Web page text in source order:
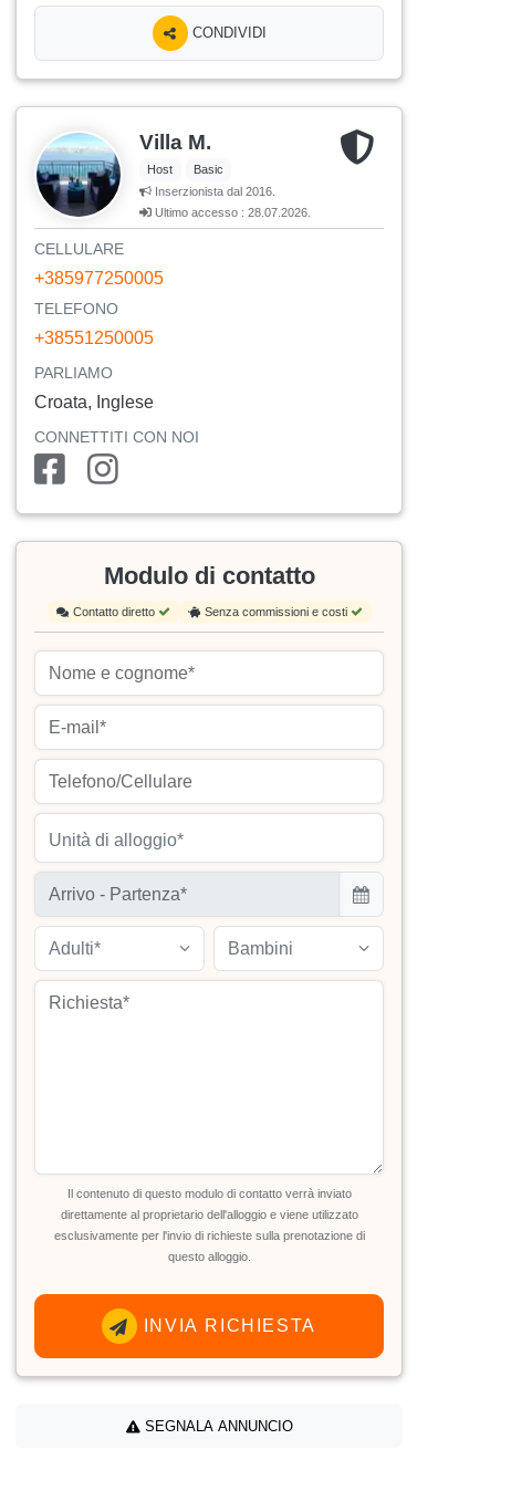
CONDIVIDI
Villa M.
Host
Basic
Inserzionista dal 2016.
Ultimo accesso : 28.07.2026.
CELLULARE
+385977250005
TELEFONO
+38551250005
PARLIAMO
Croata, Inglese
CONNETTITI CON NOI
Modulo di contatto
Contatto diretto Senza commissioni e costi
Unità di alloggio*
Adulti* Bambini
Il contenuto di questo modulo di contatto verrà inviato
direttamente al proprietario dell'alloggio e viene utilizzato
esclusivamente per l'invio di richieste sulla prenotazione di
questo alloggio.
INVIA RICHIESTA
SEGNALA ANNUNCIO